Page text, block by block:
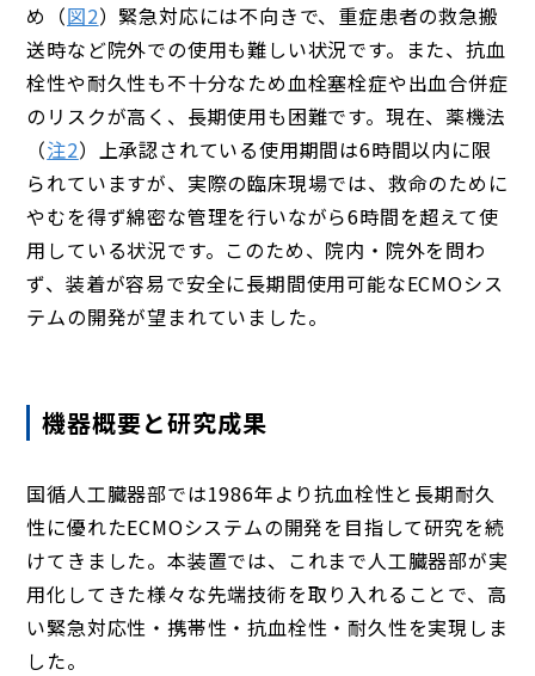
め（図2）緊急対応には不向きで、重症患者の救急搬
送時など院外での使用も難しい状況です。また、抗血
栓性や耐久性も不十分なため血栓塞栓症や出血合併症
のリスクが高く、長期使用も困難です。現在、薬機法
（注2）上承認されている使用期間は6時間以内に限
られていますが、実際の臨床現場では、救命のために
やむを得ず綿密な管理を行いながら6時間を超えて使
用している状況です。このため、院内・院外を問わ
ず、装着が容易で安全に長期間使用可能なECMOシス
テムの開発が望まれていました。
機器概要と研究成果
国循人工臓器部では1986年より抗血栓性と長期耐久
性に優れたECMOシステムの開発を目指して研究を続
けてきました。本装置では、これまで人工臓器部が実
用化してきた様々な先端技術を取り入れることで、高
い緊急対応性・携帯性・抗血栓性・耐久性を実現しま
した。